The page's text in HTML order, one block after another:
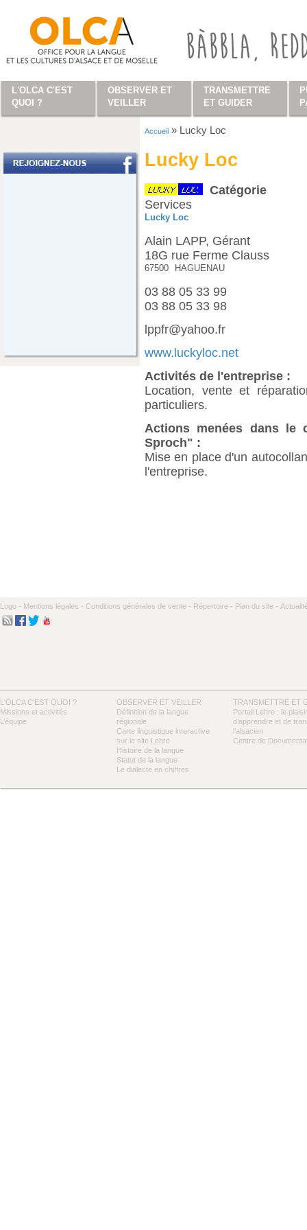
Vous êtes ici
Accueil » Lucky Loc
Lucky Loc
Catégorie
Services
Lucky Loc
Alain LAPP, Gérant
18G rue Ferme Clauss
67500 HAGUENAU
03 88 05 33 99
03 88 05 33 98
lppfr@yahoo.fr
www.luckyloc.net
Activités de l'entreprise :
Location, vente et
particuliers.
Actions menées dans le
Sproch" :
Mise en place d'un
l'entreprise.
Logo - Mentions légales - Conditions générales de vente - Répertoire - Plan du site -
L'OLCA C'EST QUOI ?
Missions et activités
L’équipe
OBSERVER ET VEILLER
Définition de la langue
régionale
Carte linguistique interactive
sur le site Lehre
Histoire de la langue
Statut de la langue
Le dialecte en chiffres
TRANSMETTRE ET
Portail Lehre : le plaisir
d’apprendre et de
l’alsacien
Centre de
L'OLCA C'EST
QUOI ?
OBSERVER ET
VEILLER
TRANSMETTRE
ET GUIDER